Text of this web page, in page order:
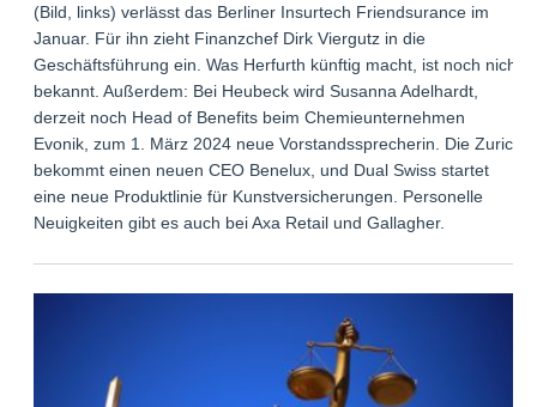
(Bild, links) verlässt das Berliner Insurtech Friendsurance im
Januar. Für ihn zieht Finanzchef Dirk Viergutz in die
Geschäftsführung ein. Was Herfurth künftig macht, ist noch nicht
bekannt. Außerdem: Bei Heubeck wird Susanna Adelhardt,
derzeit noch Head of Benefits beim Chemieunternehmen
Evonik, zum 1. März 2024 neue Vorstandssprecherin. Die Zurich
bekommt einen neuen CEO Benelux, und Dual Swiss startet
eine neue Produktlinie für Kunstversicherungen. Personelle
Neuigkeiten gibt es auch bei Axa Retail und Gallagher.